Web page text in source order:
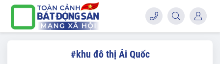
#khu đô thị Ái Quốc